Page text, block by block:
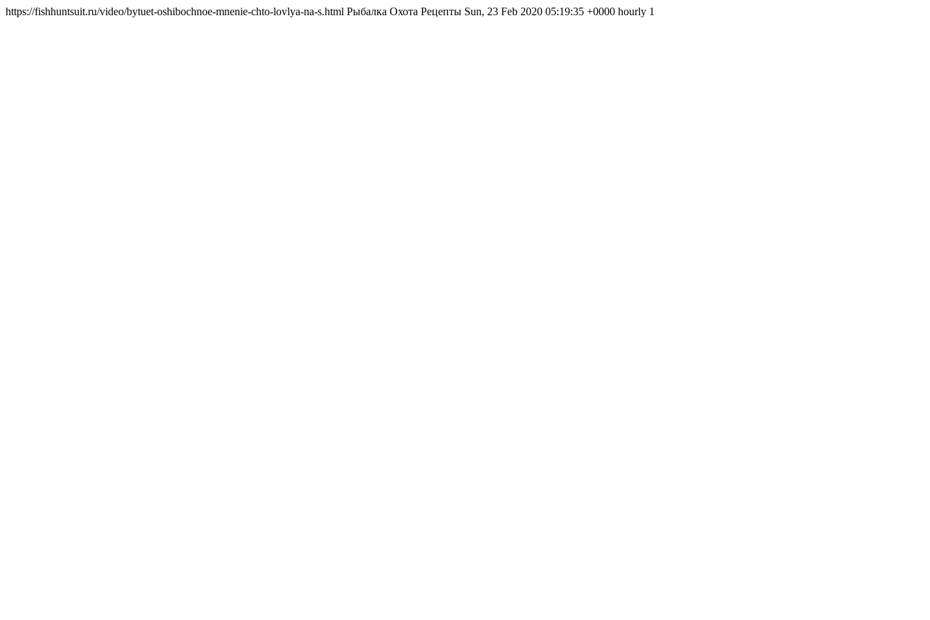
https://fishhuntsuit.ru/video/bytuet-oshibochnoe-mnenie-chto-lovlya-na-s.html Рыбалка Охота Рецепты Sun, 23 Feb 2020 05:19:35 +0000 hourly 1